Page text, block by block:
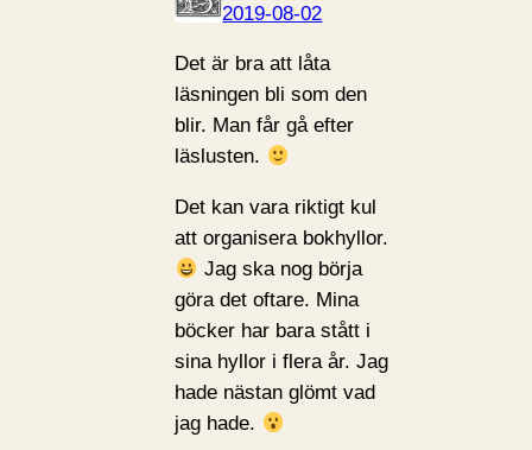
2019-08-02
Det är bra att låta
läsningen bli som den
blir. Man får gå efter
läslusten.
Det kan vara riktigt kul
att organisera bokhyllor.
Jag ska nog börja
göra det oftare. Mina
böcker har bara stått i
sina hyllor i flera år. Jag
hade nästan glömt vad
jag hade.